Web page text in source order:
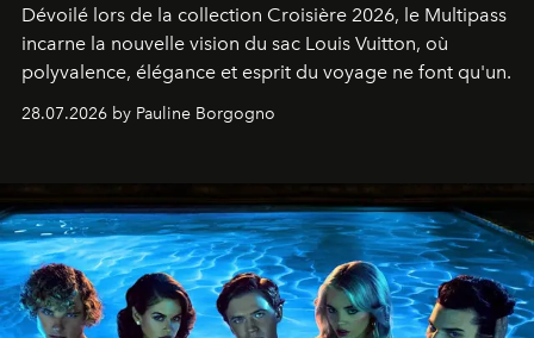
Dévoilé lors de la collection Croisière 2026, le Multipass
incarne la nouvelle vision du sac Louis Vuitton, où
polyvalence, élégance et esprit du voyage ne font qu'un.
28.07.2026 by Pauline Borgogno